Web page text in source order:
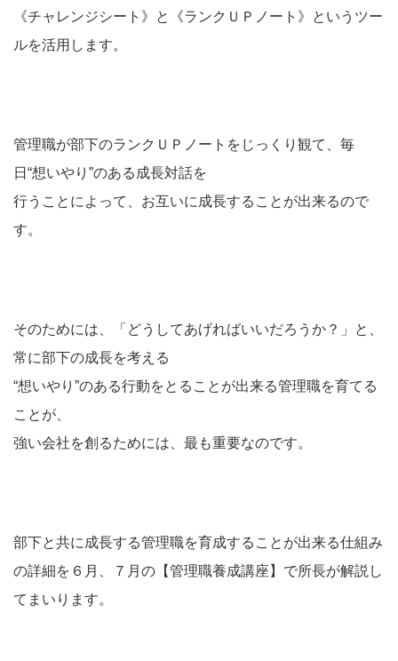
《チャレンジシート》と《ランクＵＰノート》というツー
ルを活用します。
管理職が部下のランクＵＰノートをじっくり観て、毎
日“想いやり”のある成長対話を
行うことによって、お互いに成長することが出来るので
す。
そのためには、「どうしてあげればいいだろうか？」と、
常に部下の成長を考える
“想いやり”のある行動をとることが出来る管理職を育てる
ことが、
強い会社を創るためには、最も重要なのです。
部下と共に成長する管理職を育成することが出来る仕組み
の詳細を６月、７月の【管理職養成講座】で所長が解説し
てまいります。